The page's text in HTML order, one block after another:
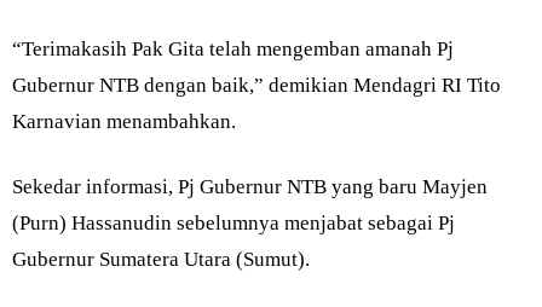
“Terimakasih Pak Gita telah mengemban amanah Pj
Gubernur NTB dengan baik,” demikian Mendagri RI Tito
Karnavian menambahkan.
Sekedar informasi, Pj Gubernur NTB yang baru Mayjen
(Purn) Hassanudin sebelumnya menjabat sebagai Pj
Gubernur Sumatera Utara (Sumut).